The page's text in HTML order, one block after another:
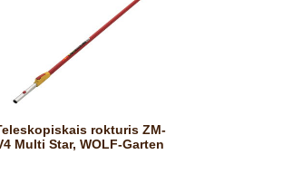
ZM-
Multi Star, WOLF-Garten